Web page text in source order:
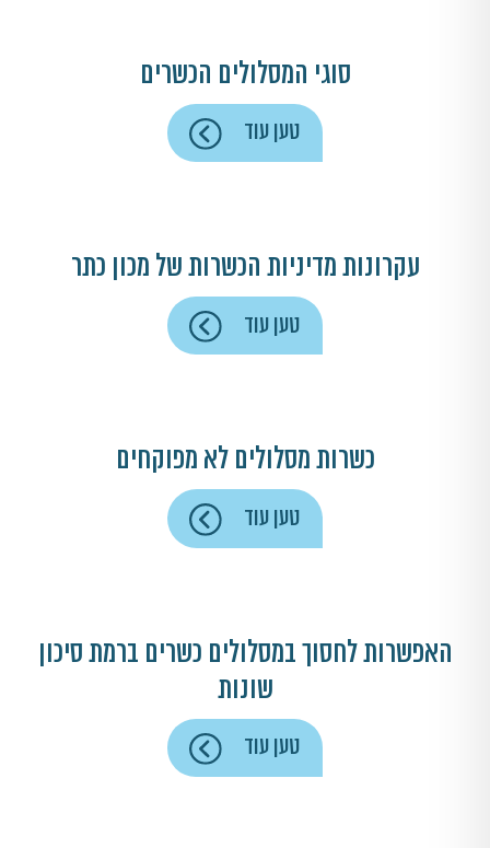
סוגי המסלולים הכשרים
טען עוד
עקרונות מדיניות הכשרות של מכון כתר
טען עוד
כשרות מסלולים לא מפוקחים
טען עוד
האפשרות לחסוך במסלולים כשרים ברמת סיכון
שונות
טען עוד